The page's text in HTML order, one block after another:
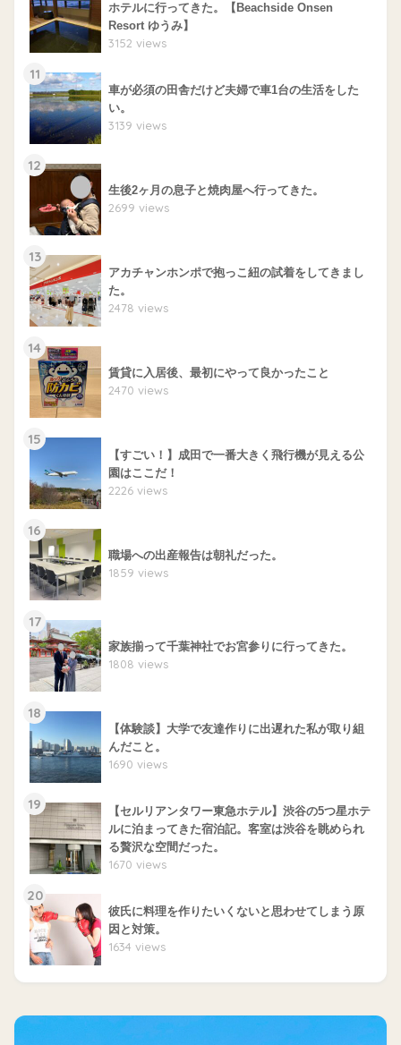
ホテルに行ってきた。【Beachside Onsen
Resort ゆうみ】
3152 views
11
車が必須の田舎だけど夫婦で車1台の生活をした
い。
3139 views
12
生後2ヶ月の息子と焼肉屋へ行ってきた。
2699 views
13
アカチャンホンポで抱っこ紐の試着をしてきまし
た。
2478 views
14
賃貸に入居後、最初にやって良かったこと
2470 views
15
【すごい！】成田で一番大きく飛行機が見える公
園はここだ！
2226 views
16
職場への出産報告は朝礼だった。
1859 views
17
家族揃って千葉神社でお宮参りに行ってきた。
1808 views
18
【体験談】大学で友達作りに出遅れた私が取り組
んだこと。
1690 views
19
【セルリアンタワー東急ホテル】渋谷の5つ星ホテ
ルに泊まってきた宿泊記。客室は渋谷を眺められ
る贅沢な空間だった。
1670 views
20
彼氏に料理を作りたいくないと思わせてしまう原
因と対策。
1634 views